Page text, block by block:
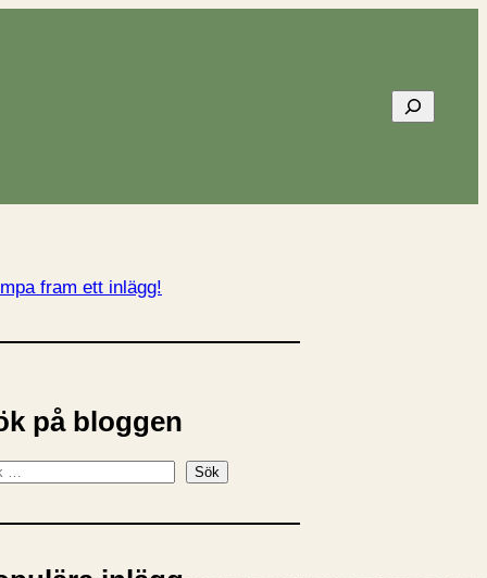
Sök
fram ett inlägg!
på bloggen
Sök